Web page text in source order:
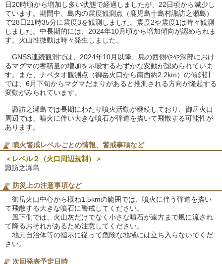
日20時頃から増加し多い状態で経過しましたが、22日頃から減少し
ています。期間中、島内の震度観測点（鹿児島十島村諏訪之瀬島）
で28日21時35分に震度3を観測しました。震度2や震度1は時々観測
しました。中長期的には、2024年10月頃から増加傾向が認められま
す。火山性微動は時々発生しました。
GNSS連続観測では、2024年10月以降、島の西側やや深部におけ
るマグマの蓄積量の増加を示唆するわずかな変動が認められていま
す。また、ナベタオ観測点（御岳火口から南西約2.2km）の傾斜計
では、6月下旬からマグマだまりがあると推測される方向が隆起する
変動がみられています。
諏訪之瀬島では長期にわたり噴火活動が継続しており、御岳火口
周辺では、噴火に伴い大きな噴石が弾道を描いて飛散する可能性が
あります。
噴火警戒レベルごとの情報、警戒事項など
＜レベル２（火口周辺規制）＞
諏訪之瀬島
防災上の注意事項など
御岳火口中心から概ね1.5kmの範囲では、噴火に伴う弾道を描い
て飛散する大きな噴石に警戒してください。
風下側では、火山灰だけでなく小さな噴石が遠方まで風に流され
て降るおそれがあるため注意してください。
地元自治体等の指示に従って危険な地域には立ち入らないでくだ
さい。
次回発表予定日時